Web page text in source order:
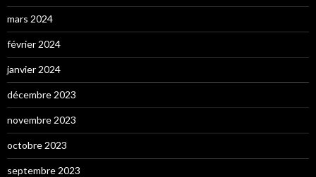
mars 2024
février 2024
janvier 2024
décembre 2023
novembre 2023
octobre 2023
septembre 2023